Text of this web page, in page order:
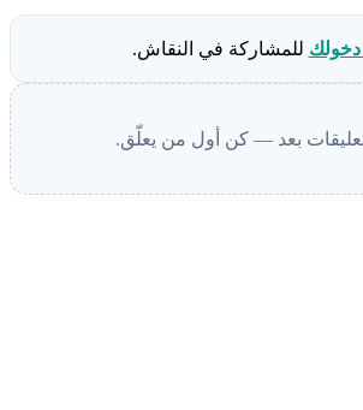
للمشاركة في النقاش.
تعليقات بعد — كن أول من يعلّق.